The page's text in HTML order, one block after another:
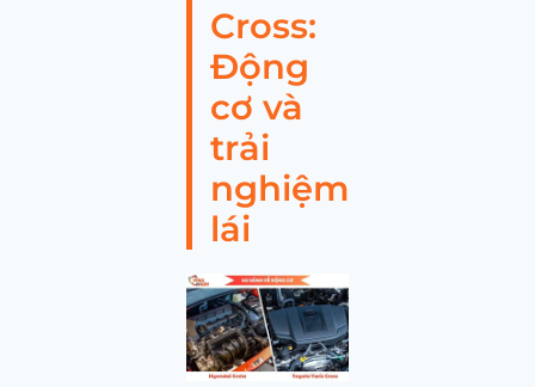
Cross:
Động
cơ và
trải
nghiệm
lái